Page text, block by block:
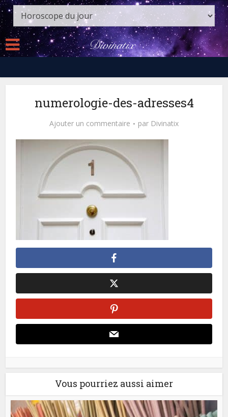
numerologie-des-adresses4
Ajouter un commentaire par Divinatix
Vous pourriez aussi aimer